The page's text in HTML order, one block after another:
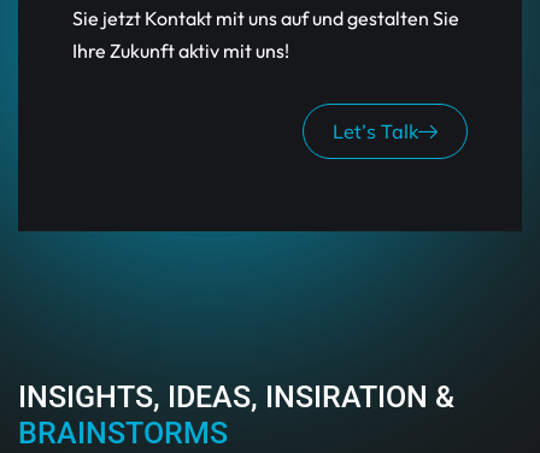
Sie jetzt Kontakt mit uns auf und gestalten Sie
Ihre Zukunft aktiv mit uns!
Let’s Talk
INSIGHTS, IDEAS, INSIRATION &
BRAINSTORMS